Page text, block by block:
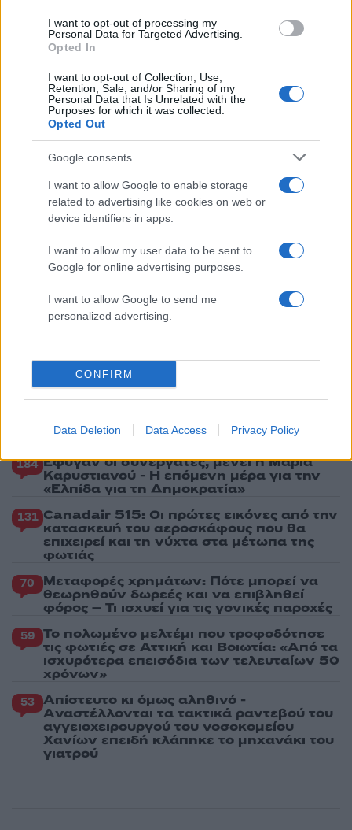
I want to opt-out of processing my
Personal Data for Targeted Advertising.
Opted In
I want to opt-out of Collection, Use,
Retention, Sale, and/or Sharing of my
Personal Data that Is Unrelated with the
Purposes for which it was collected.
Opted Out
Google consents
I want to allow Google to enable storage
related to advertising like cookies on web or
device identifiers in apps.
I want to allow my user data to be sent to
Google for online advertising purposes.
I want to allow Google to send me
personalized advertising.
CONFIRM
Data Deletion Data Access Privacy Policy
Πιο δημοφιλή
Σέρρες: Βίντεο ντοκουμέντο από το
τροχαίο με νεκρούς μητέρα και γιο – Ο
οδηγός του φορτηγού κατέγραψε τη
σύγκρουση
Στα Χανιά για ολιγοήμερες διακοπές ο
Κυριάκος Μητσοτάκης με την σύζυγό του
Μαρέβα
Marfin: Η 46χρονη πήρε προθεσμία για να
απολογηθεί την Τρίτη – «Είναι αθώα,
συμμετείχε στη διαδήλωση όπως και
Η βαθμολογία της UEFA μετά την ήττα του
ΠΑΟΚ από την Άντερλεχτ
τον σύζυγό της Γιώργο Μπούσαλη στη
Σαντορίνη
Πιο σχολιασμένα
184 Έφυγαν οι συνεργάτες, μένει η Μαρία
Καρυστιανού - Η επόμενη μέρα για την
«Ελπίδα για τη Δημοκρατία»
131 Canadair 515: Οι πρώτες εικόνες από την
κατασκευή του αεροσκάφους που θα
επιχειρεί και τη νύχτα στα μέτωπα της
φωτιάς
70 Μεταφορές χρημάτων: Πότε μπορεί να
θεωρηθούν δωρεές και να επιβληθεί
φόρος – Τι ισχυεί για τις γονικές παροχές
59 Το πολωμένο μελτέμι που τροφοδότησε
τις φωτιές σε Αττική και Βοιωτία: «Από τα
ισχυρότερα επεισόδια των τελευταίων 50
χρόνων»
53 Απίστευτο κι όμως αληθινό -
Aναστέλλονται τα τακτικά ραντεβού του
αγγειοχειρουργού του νοσοκομείου
Χανίων επειδή κλάπηκε το μηχανάκι του
γιατρού